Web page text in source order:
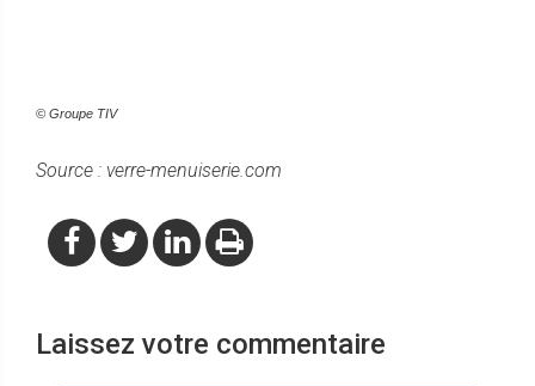
© Groupe TIV
Source : verre-menuiserie.com
Laissez votre commentaire